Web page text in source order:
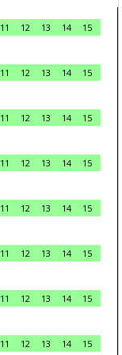
11 12 13 14
15
11 12 13 14
15
11 12 13 14
15
11 12 13 14
15
11 12 13 14
15
11 12 13 14
15
11 12 13 14
15
11 12 13 14
15